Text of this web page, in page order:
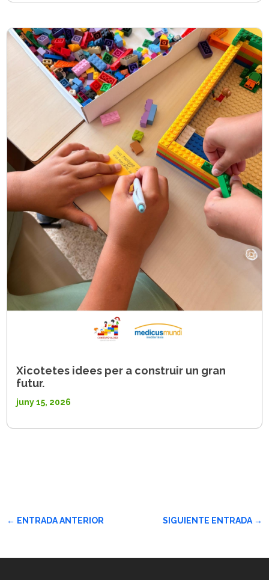
Xicotetes idees per a construir un gran
futur.
juny 15, 2026
← ENTRADA ANTERIOR SIGUIENTE ENTRADA→